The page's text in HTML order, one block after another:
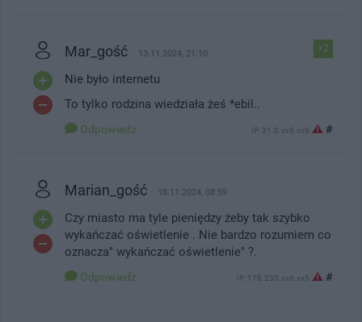
+2
Mar_gość 13.11.2024, 21:10
Nie było internetu
To tylko rodzina wiedziała żeś *ebil..
Odpowiedz IP: 31.0.xx8.xx9 #
Marian_gość 18.11.2024, 08:59
Czy miasto ma tyle pieniędzy żeby tak szybko
wykańczać oświetlenie . Nie bardzo rozumiem co
oznacza" wykańczać oświetlenie" ?.
Odpowiedz IP: 178.235.xx6.xx5 #